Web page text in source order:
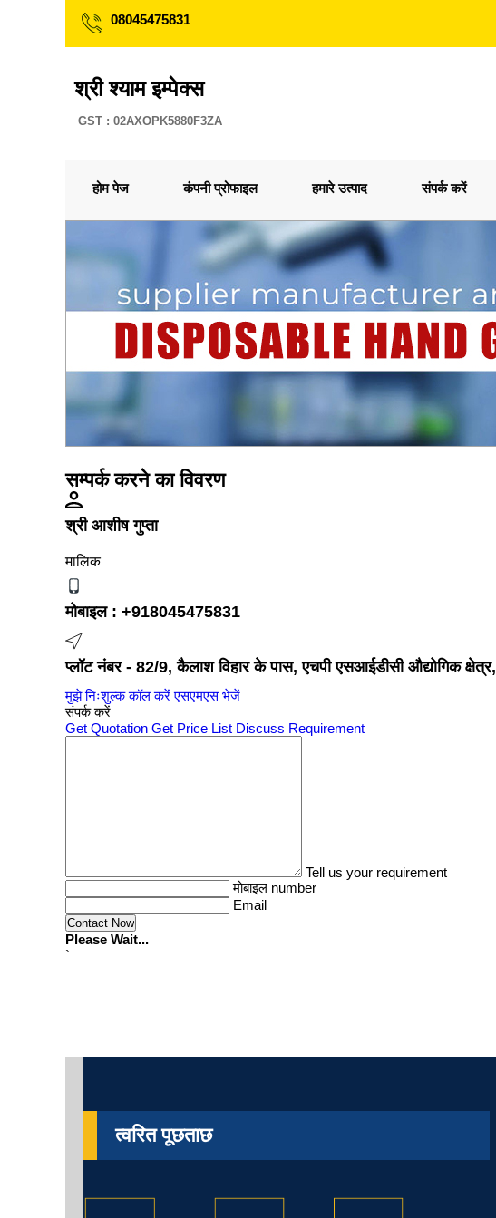
08045475831
श्री श्याम इम्पेक्स
GST : 02AXOPK5880F3ZA
होम पेज कंपनी प्रोफाइल हमारे उत्पाद संपर्क करें
सम्पर्क करने का विवरण
श्री आशीष गुप्ता
मालिक
मोबाइल : +918045475831
प्लॉट नंबर - 82/9, कैलाश विहार के पास, एचपी एसआईडीसी औद्योगिक क्षेत्र,
मुझे निःशुल्क कॉल करें एसएमएस भेजें
संपर्क करें
Get Quotation Get Price List Discuss Requirement
Tell us your requirement
मोबाइल number
Email
Please Wait...
`
त्वरित पूछताछ